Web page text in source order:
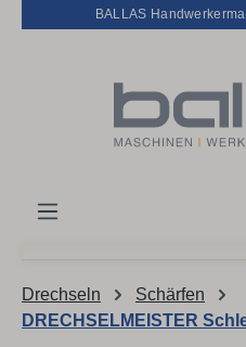
Zum Hauptinhalt springen
BALLAS
Drechseln
Schärfen
DRECHSELMEISTER